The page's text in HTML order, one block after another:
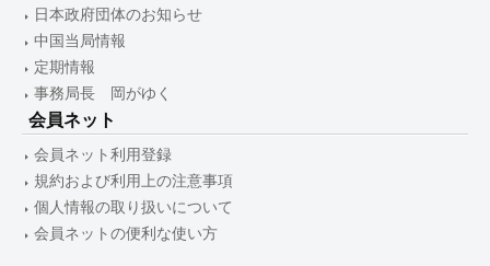
日本政府団体のお知らせ
中国当局情報
定期情報
事務局長 岡がゆく
会員ネット
会員ネット利用登録
規約および利用上の注意事項
個人情報の取り扱いについて
会員ネットの便利な使い方